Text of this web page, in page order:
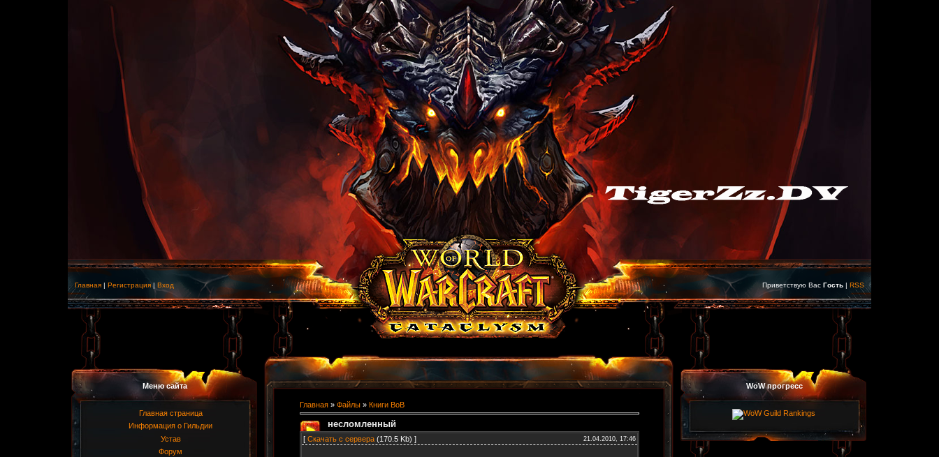
Главная | Регистрация | Вход Приветствую Вас Гость | RSS
Меню сайта
Главная страница
Информация о Гильдии
Устав
Форум
Главная » Файлы » Книги ВоВ
несломленный
[ Скачать с сервера (170.5 Kb) ] 21.04.2010, 17:46
WoW прогресс